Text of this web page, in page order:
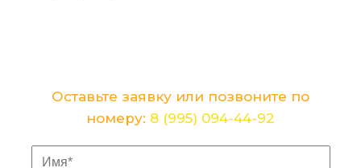
Оставьте заявку или позвоните по
номеру: 8 (995) 094-44-92